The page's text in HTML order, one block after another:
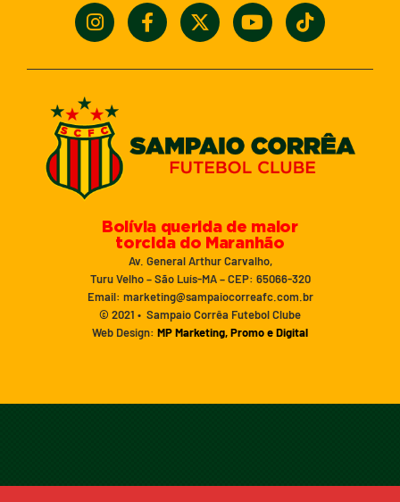
Bolívia querida de maior
torcida do Maranhão
Av. General Arthur Carvalho,
Turu Velho – São Luís-MA – CEP: 65066-320
Email: marketing@sampaiocorreafc.com.br
© 2021 • Sampaio Corrêa Futebol Clube
Web Design: MP Marketing, Promo e Digital